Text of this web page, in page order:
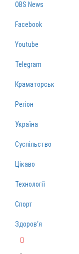
OBS News
Facebook
Youtube
Telegram
Краматорськ
Регіон
Україна
Суспільство
Цікаво
Технології
Спорт
Здоров‘я